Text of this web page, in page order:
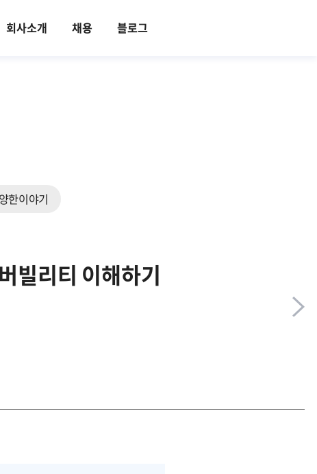
회사소개 채용 블로그
한이야기
리티 이해하기